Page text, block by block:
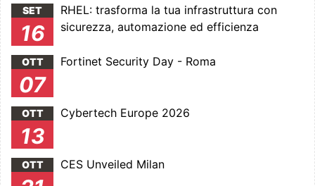
SET
16
RHEL: trasforma la tua infrastruttura con
sicurezza, automazione ed efficienza
OTT
07
Fortinet Security Day - Roma
OTT
13
Cybertech Europe 2026
OTT CES Unveiled Milan